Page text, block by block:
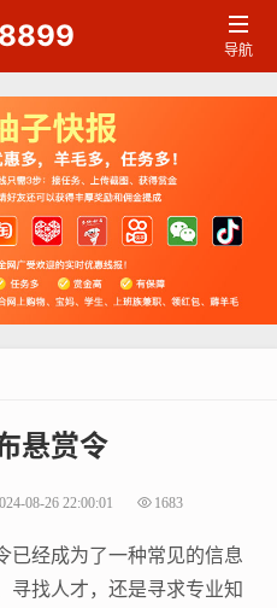

导航
悬赏令
08-26 22:00:01 1683
已经成为了一种常见的信息
寻找人才，还是寻求专业知